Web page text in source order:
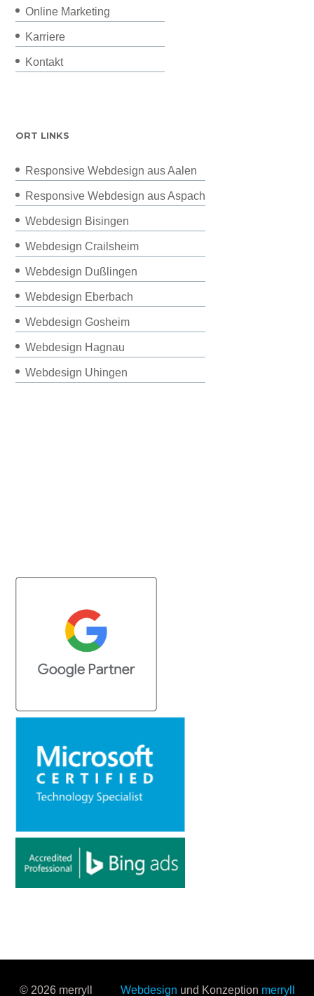
Online Marketing
Karriere
Kontakt
ORT LINKS
Responsive Webdesign aus Aalen
Responsive Webdesign aus Aspach
Webdesign Bisingen
Webdesign Crailsheim
Webdesign Dußlingen
Webdesign Eberbach
Webdesign Gosheim
Webdesign Hagnau
Webdesign Uhingen
© 2026 merryll Webdesign und Konzeption merryll